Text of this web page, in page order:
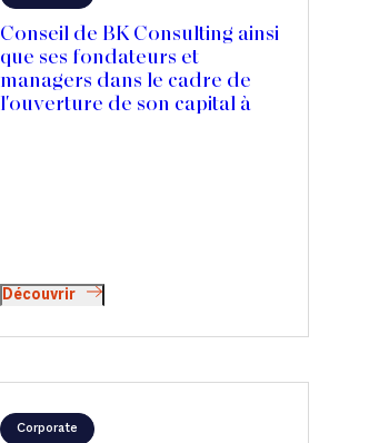
Conseil de BK Consulting ainsi
que ses fondateurs et
managers dans le cadre de
l'ouverture de son capital à
Découvrir
Corporate